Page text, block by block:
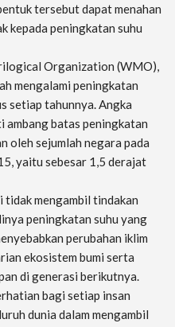
tersebut dapat menahan
kepada peningkatan suhu
Organization (WMO),
mengalami peningkatan
setiap tahunnya. Angka
ambang batas peningkatan
oleh sejumlah negara pada
yaitu sebesar 1,5 derajat
tidak mengambil tindakan
peningkatan suhu yang
perubahan iklim
ekosistem bumi serta
di generasi berikutnya.
bagi setiap insan
dunia dalam mengambil